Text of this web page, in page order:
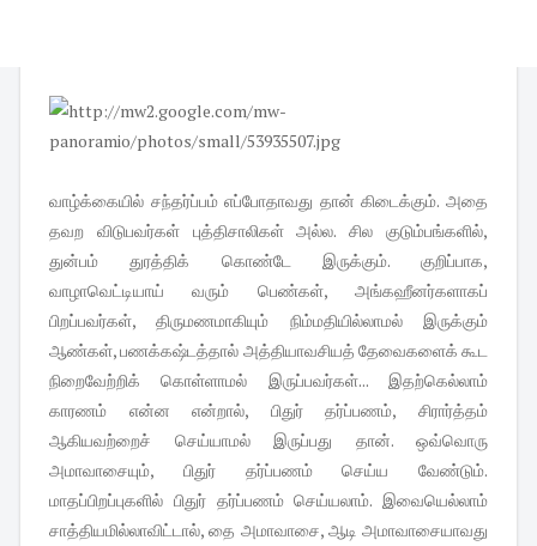
வாழ்க்கையில் சந்தர்ப்பம் எப்போதாவது தான் கிடைக்கும். அதை
தவற விடுபவர்கள் புத்திசாலிகள் அல்ல. சில குடும்பங்களில்,
துன்பம் துரத்திக் கொண்டே இருக்கும். குறிப்பாக,
வாழாவெட்டியாய் வரும் பெண்கள், அங்கஹீனர்களாகப்
பிறப்பவர்கள், திருமணமாகியும் நிம்மதியில்லாமல் இருக்கும்
ஆண்கள், பணக்கஷ்டத்தால் அத்தியாவசியத் தேவைகளைக் கூட
நிறைவேற்றிக் கொள்ளாமல் இருப்பவர்கள்... இதற்கெல்லாம்
காரணம் என்ன என்றால், பிதுர் தர்ப்பணம், சிரார்த்தம்
ஆகியவற்றைச் செய்யாமல் இருப்பது தான். ஒவ்வொரு
அமாவாசையும், பிதுர் தர்ப்பணம் செய்ய வேண்டும்.
மாதப்பிறப்புகளில் பிதுர் தர்ப்பணம் செய்யலாம். இவையெல்லாம்
சாத்தியமில்லாவிட்டால், தை அமாவாசை, ஆடி அமாவாசையாவது